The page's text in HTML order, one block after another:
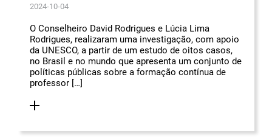
2024-10-04
O Conselheiro David Rodrigues e Lúcia Lima
Rodrigues, realizaram uma investigação, com apoio
da UNESCO, a partir de um estudo de oitos casos,
no Brasil e no mundo que apresenta um conjunto de
políticas públicas sobre a formação contínua de
professor […]